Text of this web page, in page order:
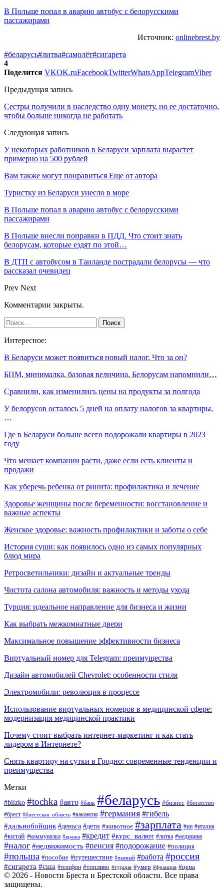
В Польше попал в аварию автобус с белорусскими
пассажирами
Источник: onlinebrest.by
#беларусь#литва#самолёт#сигарета
4
Поделится VKOK.ruFacebookTwitterWhatsAppTelegramViber
Предыдущая запись
Сестры получили в наследство одну монету, но ее достаточно,
чтобы больше никогда не работать
Следующая запись
У некоторых работников в Беларуси зарплата вырастет
примерно на 500 рублей
Вам также могут понравиться Еще от автора
Туристку из Беларуси унесло в море
В Польше попал в аварию автобус с белорусскими
пассажирами
В Польше внесли поправки в ПДД. Что стоит знать
белорусам, которые ездят по этой…
В ДТП с автобусом в Таиланде пострадали белорусы — что
рассказал очевидец
Prev Next
Комментарии закрыты.
Интересное:
В Беларуси может появиться новый налог. Что за он?
БПМ, минималка, базовая величина. Белорусам напомнили…
Сравнили, как изменились цены на продукты за полгода
У белорусов осталось 5 дней на оплату налогов за квартиры,
…
Где в Беларуси больше всего подорожали квартиры в 2023
году
Что мешает компании расти, даже если есть клиенты и
продажи
Как уберечь ребенка от ринита: профилактика и лечение
Здоровье женщины после беременности: восстановление и
важные аспекты
Женское здоровье: важность профилактики и заботы о себе
История суши: как появилось одно из самых популярных
блюд мира
Ретросветильники: дизайн и актуальные тренды
Чистота салона автомобиля: важность и методы ухода
Турция: идеальное направление для бизнеса и жизни
Как выбрать межкомнатные двери
Максимальное повышение эффективности бизнеса
Виртуальный номер для Telegram: преимущества
Дизайн автомобилей Chevrolet: особенности стиля
Электромобили: революция в процессе
Использование виртуальных номеров в медицинской сфере:
модернизация медицинской практики
Почему стоит выбрать интернет-маркетинг и как стать
лидером в Интернете?
Снять квартиру на сутки в Гродно: современные тенденции и
преимущества
Метки
#blizko #tochka #авто #банк #беларусь #бизнес #богатство
#брест #брестская_область #вакансия #германия #гибель
#дальнобойщик #деньга #дети #животное #зарплата #ип #италия
#китай #коммуналка #кража #кредит #курс_валют #литва #медицина
#налог #недвижимость #пенсия #подорожание #полиция
#польша #пособие #путешествие #пьяный #работа #россия
#сигарета #сша #телефон #топливо #турция #умер #франция #цена
© 2026 - Новости Бреста и Брестской области. Все права
защищены.